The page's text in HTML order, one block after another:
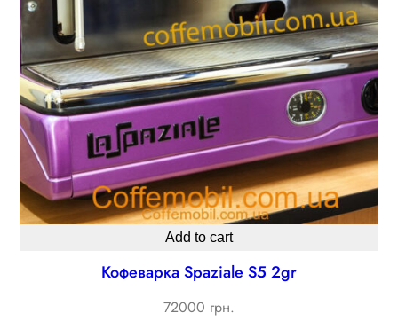
Add to cart
Кофеварка Spaziale S5 2gr
72000 грн.